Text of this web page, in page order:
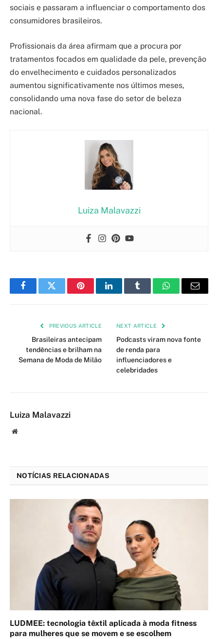
sociais e passaram a influenciar o comportamento dos
consumidores brasileiros.
Profissionais da área afirmam que a procura por
tratamentos focados em qualidade da pele, prevenção
do envelhecimento e cuidados personalizados
aumentou significativamente nos últimos meses,
consolidando uma nova fase do setor de beleza
nacional.
Luiza Malavazzi
FacebookTwitter PinterestLinkedInTumblr WhatsAppEmail
PREVIOUS ARTICLE
Brasileiras antecipam
tendências e brilham na
Semana de Moda de Milão
NEXT ARTICLE
Podcasts viram nova fonte
de renda para
influenciadores e
celebridades
Luiza Malavazzi
Website
NOTÍCIAS RELACIONADAS
LUDMEE: tecnologia têxtil aplicada à moda fitness
para mulheres que se movem e se escolhem